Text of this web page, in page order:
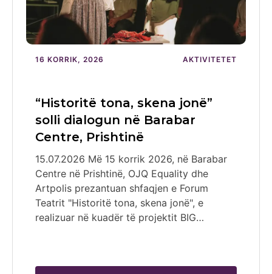
16 KORRIK, 2026 AKTIVITETET
“Historitë tona, skena jonë”
solli dialogun në Barabar
Centre, Prishtinë
15.07.2026 Më 15 korrik 2026, në Barabar
Centre në Prishtinë, OJQ Equality dhe
Artpolis prezantuan shfaqjen e Forum
Teatrit "Historitë tona, skena jonë", e
realizuar në kuadër të projektit BIG…